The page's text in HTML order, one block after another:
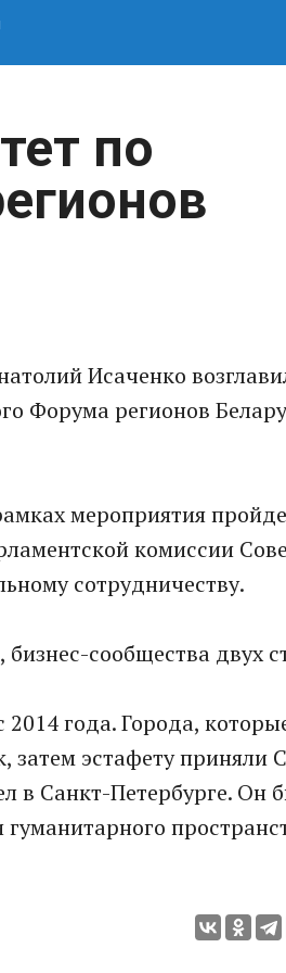
по
Исаченко
Форума регионов
мероприятия
комиссии
сотрудничеству.
сообщества двух
года. Города,
эстафету приняли
в Санкт-Петербурге. Он